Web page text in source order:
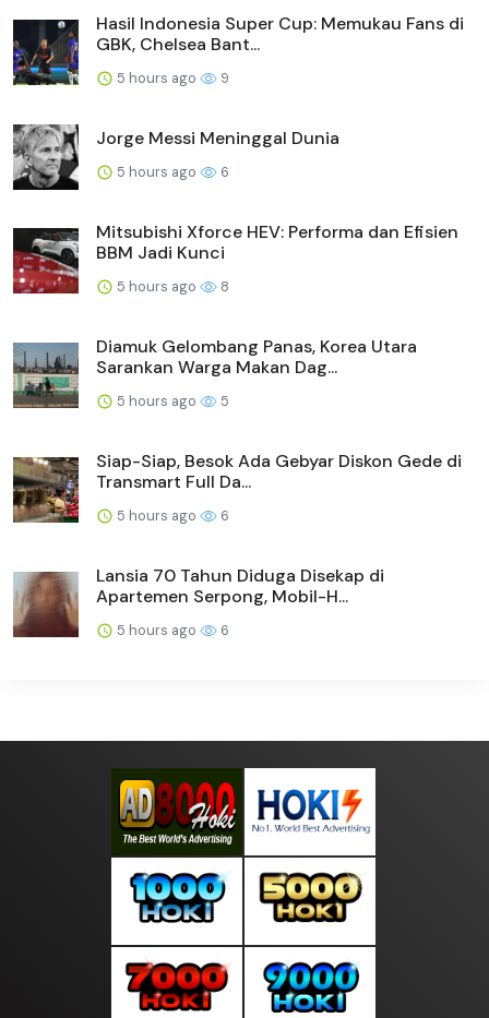
Hasil Indonesia Super Cup: Memukau Fans di
GBK, Chelsea Bant...
5 hours ago 9
Jorge Messi Meninggal Dunia
5 hours ago 6
Mitsubishi Xforce HEV: Performa dan Efisien
BBM Jadi Kunci
5 hours ago 8
Diamuk Gelombang Panas, Korea Utara
Sarankan Warga Makan Dag...
5 hours ago 5
Siap-Siap, Besok Ada Gebyar Diskon Gede di
Transmart Full Da...
5 hours ago 6
Lansia 70 Tahun Diduga Disekap di
Apartemen Serpong, Mobil-H...
5 hours ago 6